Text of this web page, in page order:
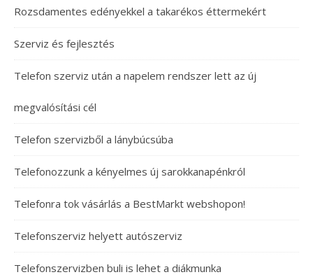
Rozsdamentes edényekkel a takarékos éttermekért
Szerviz és fejlesztés
Telefon szerviz után a napelem rendszer lett az új
megvalósítási cél
Telefon szervizből a lánybúcsúba
Telefonozzunk a kényelmes új sarokkanapénkról
Telefonra tok vásárlás a BestMarkt webshopon!
Telefonszerviz helyett autószerviz
Telefonszervizben buli is lehet a diákmunka